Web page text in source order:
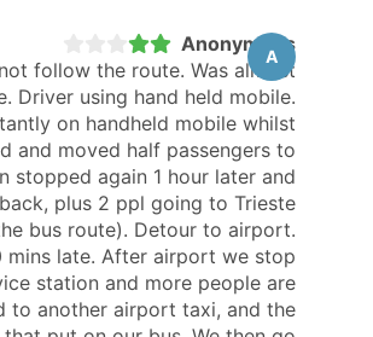
A
Anonymous
follow the route. Was almost
Driver using hand held mobile.
on handheld mobile whilst
and moved half passengers to
stopped again 1 hour later and
plus 2 ppl going to Trieste
bus route). Detour to airport.
mins late. After airport we stop
station and more people are
to another airport taxi, and the